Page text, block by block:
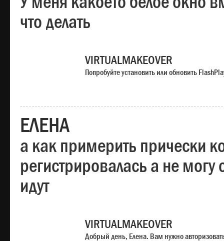
что делать
VIRTUALMAKEOVER
Попробуйте установить или обновить
ЕЛЕНА
а как примерить прически
регистрировалась а не
идут
VIRTUALMAKEOVER
Добрый день, Елена. Вам нужно